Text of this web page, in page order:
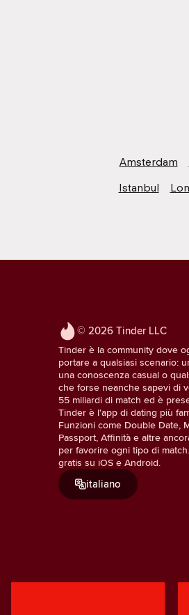
Amsterdam
Istanbul
© 2026 Tinder LLC
Tinder è la community dove
portare a qualsiasi scenario:
una conoscenza casual o
che forse neanche sapevi di
55 miliardi di match ed è
Tinder è l'app di dating più
Funzioni come Double Date,
Passport, Affinità e altre
per favorire ogni tipo di
gratis su iOS e Android.
italiano